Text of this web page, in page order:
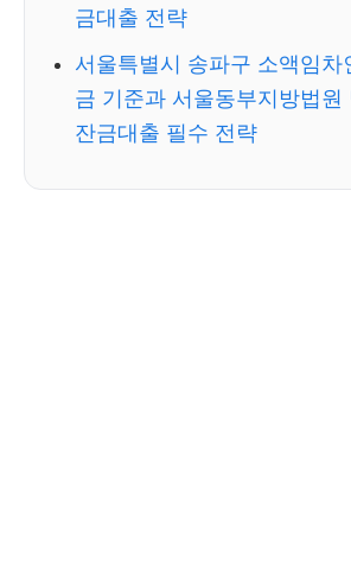
금대출 전략
서울특별시 송파구 소액임차
금 기준과 서울동부지방법원
잔금대출 필수 전략